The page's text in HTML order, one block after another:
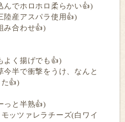
んでホロホロ柔らかい👍)
陸産アスパラ使用👍)
み合わせ👍)
よく揚げでも👍)
今半で衝撃をうけ、なんと
👍)
っと半熟👍)
ッツァレラチーズ(白ワイ